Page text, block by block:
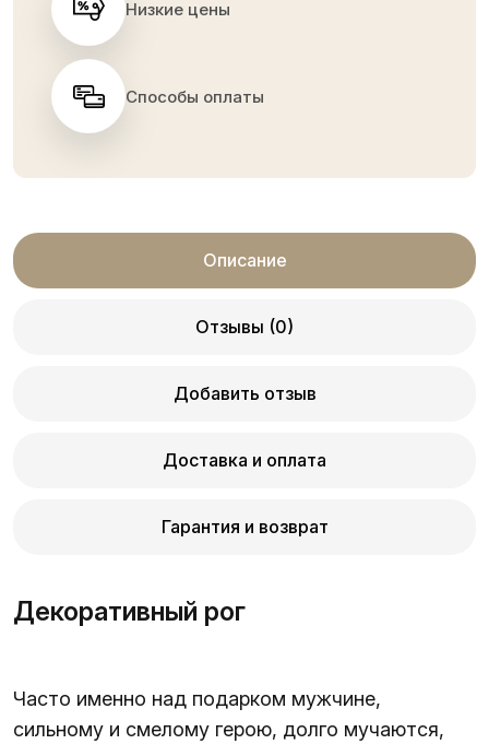
Низкие цены
Способы оплаты
Описание
Отзывы (0)
Добавить отзыв
Доставка и оплата
Гарантия и возврат
Декоративный рог
Часто именно над подарком мужчине,
сильному и смелому герою, долго мучаются,